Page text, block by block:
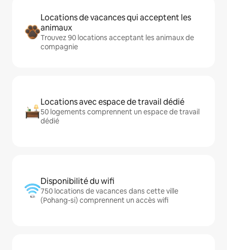
Locations de vacances qui acceptent les
animaux
Trouvez 90 locations acceptant les animaux de
compagnie
Locations avec espace de travail dédié
50 logements comprennent un espace de travail
dédié
Disponibilité du wifi
750 locations de vacances dans cette ville
(Pohang-si) comprennent un accès wifi